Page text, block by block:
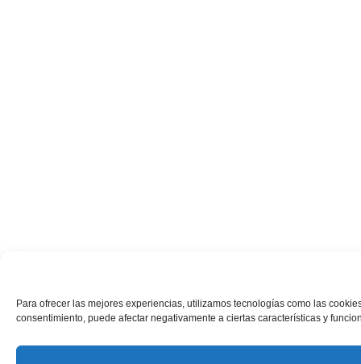
Para ofrecer las mejores experiencias, utilizamos tecnologías como las
consentimiento, puede afectar negativamente a ciertas características y